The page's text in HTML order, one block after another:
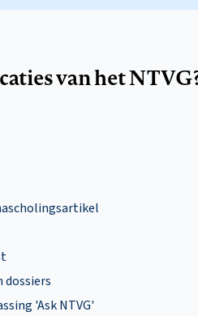
van het
dossiers
'Ask NTVG'